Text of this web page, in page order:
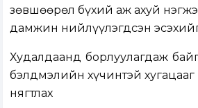
зөвшөөрөл бүхий аж ахуй
дамжин нийлүүлэгдсэн
Худалдаанд борлуулагдаж
бэлдмэлийн хүчинтэй хугацааг
нягтлах